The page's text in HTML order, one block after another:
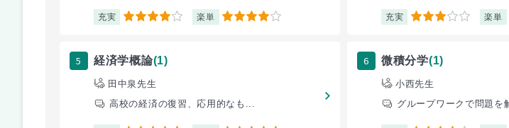
充実 4 楽単 4 充実 3 楽単
5 経済学概論(1)
田中泉先生
高校の経済の復習、応用的なも...
6 微積分学(1)
小西先生
グループワークで問題を